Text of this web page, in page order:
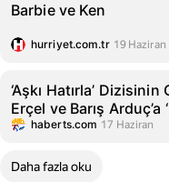
Barbie ve Ken
hurriyet.com.tr 19 Haziran
‘Aşkı Hatırla’
Erçel ve Barış Arduç’a
haberts.com 17 Haziran
Daha fazla oku